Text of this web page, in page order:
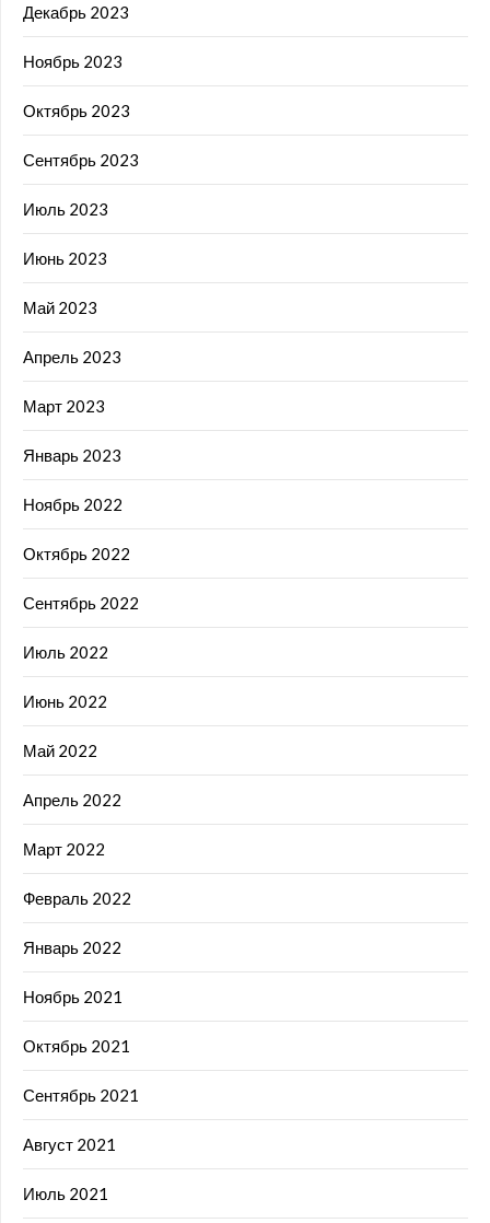
Декабрь 2023
Ноябрь 2023
Октябрь 2023
Сентябрь 2023
Июль 2023
Июнь 2023
Май 2023
Апрель 2023
Март 2023
Январь 2023
Ноябрь 2022
Октябрь 2022
Сентябрь 2022
Июль 2022
Июнь 2022
Май 2022
Апрель 2022
Март 2022
Февраль 2022
Январь 2022
Ноябрь 2021
Октябрь 2021
Сентябрь 2021
Август 2021
Июль 2021